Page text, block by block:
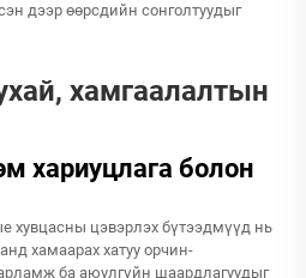
дээр өөрсдийн сонголтуудыг
хамгаалалтын
хариуцлага болон
хувцасны цэвэрлэх бүтээдмүүд нь
хамаарах хатуу орчин-
ба аюулгүйн шаардлагуудыг